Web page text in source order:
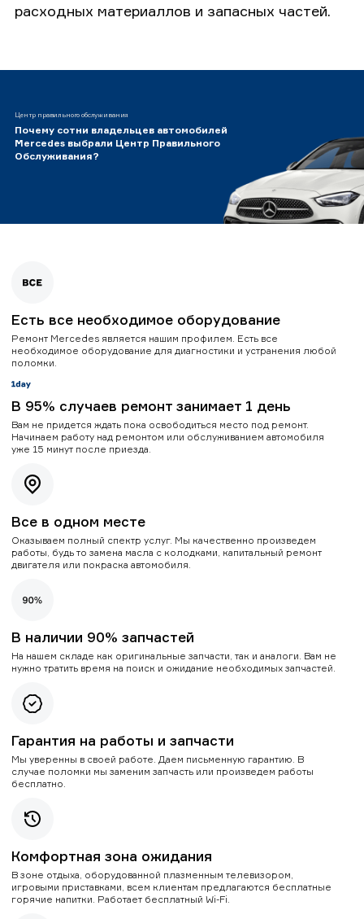
расходных материаллов и запасных частей.
Центр правильного обслуживания
Почему сотни владельцев автомобилей
Mercedes выбрали Центр Правильного
Обслуживания?
Есть все необходимое оборудование
Ремонт Mercedes является нашим профилем. Есть все
необходимое оборудование для диагностики и устранения любой
поломки.
В 95% случаев ремонт занимает 1 день
Вам не придется ждать пока освободиться место под ремонт.
Начинаем работу над ремонтом или обслуживанием автомобиля
уже 15 минут после приезда.
Все в одном месте
Оказываем полный спектр услуг. Мы качественно произведем
работы, будь то замена масла с колодками, капитальный ремонт
двигателя или покраска автомобиля.
В наличии 90% запчастей
На нашем складе как оригинальные запчасти, так и аналоги. Вам не
нужно тратить время на поиск и ожидание необходимых запчастей.
Гарантия на работы и запчасти
Мы уверенны в своей работе. Даем письменную гарантию. В
случае поломки мы заменим запчасть или произведем работы
бесплатно.
Комфортная зона ожидания
В зоне отдыха, оборудованной плазменным телевизором,
игровыми приставками, всем клиентам предлагаются бесплатные
горячие напитки. Работает бесплатный Wi-Fi.